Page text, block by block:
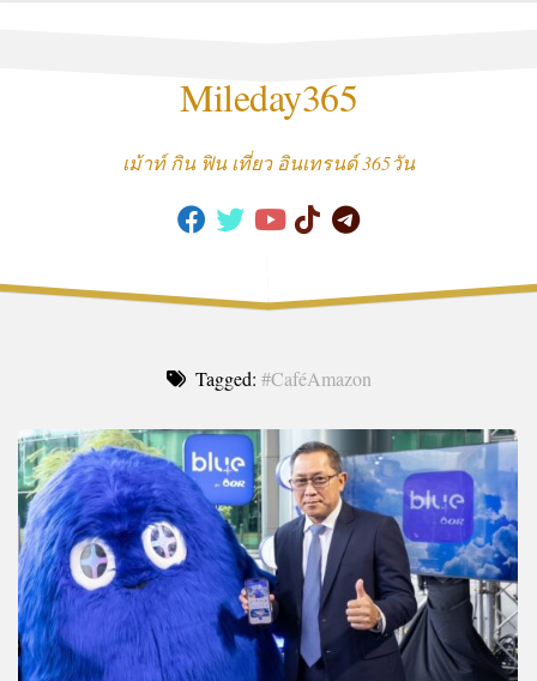
Mileday365
เม้าท์ กิน ฟิน เที่ยว อินเทรนด์ 365วัน
Tagged: #CaféAmazon